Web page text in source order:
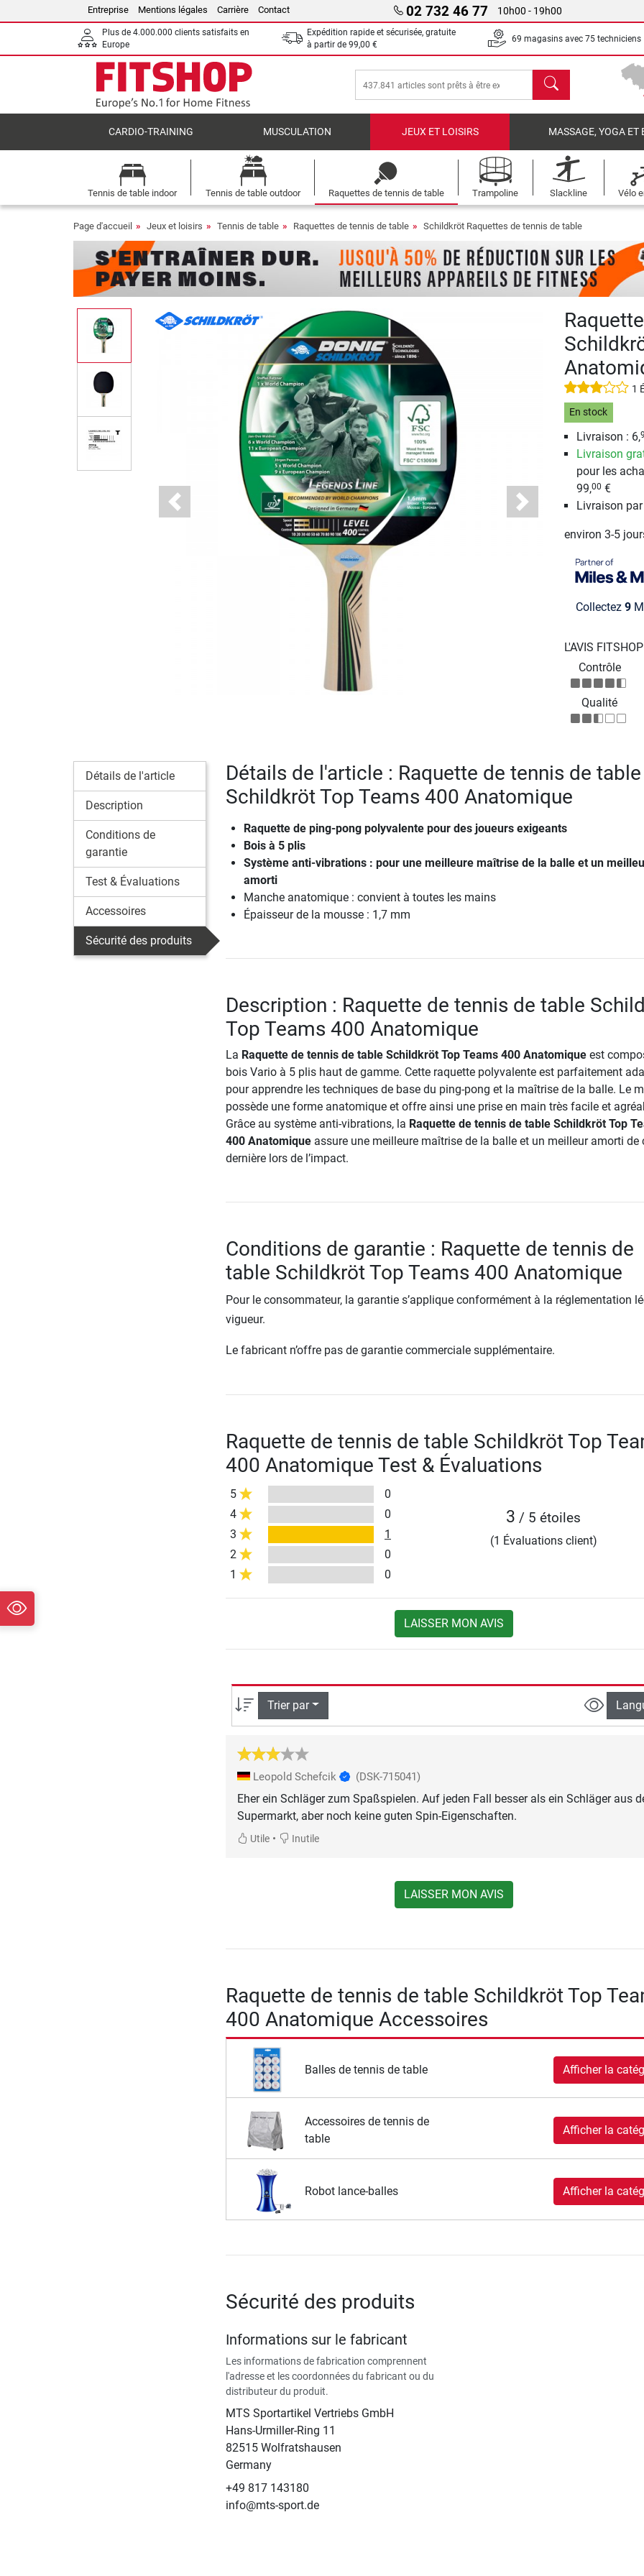
Entreprise Mentions légales Carrière Contact 02 732 46 77 10h00 - 19h00
Plus de 4.000.000 clients satisfaits en
Europe
Expédition rapide et sécurisée, gratuite
à partir de 99,00 €
69 magasins avec 75 techniciens
chercher
CARDIO-TRAINING MUSCULATION JEUX ET LOISIRS MASSAGE, YOGA ET
Tennis de table indoor Tennis de table outdoor Raquettes de tennis de table Trampoline Slackline Vélo
Page d'accueil Jeux et loisirs Tennis de table Raquettes de tennis de table Schildkröt Raquettes de tennis de table
Previous Next
1
En stock
Livraison : 6,
Livraison
pour les
99,00 €
Livraison par
environ 3-5
Collectez 9
L'AVIS FITSHOP
Contrôle
Qualité
Détails de l'article
Description
Conditions de
garantie
Test & Évaluations
Accessoires
Sécurité des produits
Détails de l'article : Raquette de tennis de table
Schildkröt Top Teams 400 Anatomique
Raquette de ping-pong polyvalente pour des joueurs exigeants
Bois à 5 plis
Système anti-vibrations : pour une meilleure maîtrise de la balle et un
amorti
Manche anatomique : convient à toutes les mains
Épaisseur de la mousse : 1,7 mm
Description : Raquette de tennis de table
Top Teams 400 Anatomique
La Raquette de tennis de table Schildkröt Top Teams 400 Anatomiqueest
bois Vario à 5 plis haut de gamme. Cette raquette polyvalente est parfaitement
pour apprendre les techniques de base du ping-pong et la maîtrise de la balle. Le
possède une forme anatomique et offre ainsi une prise en main très facile et
Grâce au système anti-vibrations, la Raquette de tennis de table Schildkröt Top
400 Anatomiqueassure une meilleure maîtrise de la balle et un meilleur amorti de
dernière lors de l’impact.
Conditions de garantie : Raquette de tennis de
table Schildkröt Top Teams 400 Anatomique
Pour le consommateur, la garantie s’applique conformément à la réglementation
vigueur.
Le fabricant n’offre pas de garantie commerciale supplémentaire.
Raquette de tennis de table Schildkröt Top
400 Anatomique Test & Évaluations
5
0
4
0
3
1
2
0
1
0
3 / 5 étoiles
(1 Évaluations client)
LAISSER MON AVIS
Trier par
Leopold Schefcik (DSK-715041)
Eher ein Schläger zum Spaßspielen. Auf jeden Fall besser als ein Schläger aus
Supermarkt, aber noch keine guten Spin-Eigenschaften.
Utile• Inutile
LAISSER MON AVIS
Raquette de tennis de table Schildkröt Top
400 Anatomique Accessoires
Balles de tennis de table Afficher la
Accessoires de tennis de
table
Afficher la
Robot lance-balles Afficher la
Sécurité des produits
Informations sur le fabricant
Les informations de fabrication comprennent
l'adresse et les coordonnées du fabricant ou du
distributeur du produit.
MTS Sportartikel Vertriebs GmbH
Hans-Urmiller-Ring 11
82515 Wolfratshausen
Germany
+49 817 143180
info@mts-sport.de